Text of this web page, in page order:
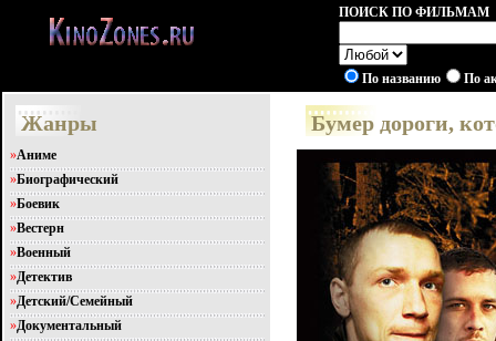
ПОИСК ПО ФИЛЬМАМ
По названию По
Жанры
»Аниме
»Биографический
»Боевик
»Вестерн
»Военный
»Детектив
»Детский/Семейный
»Документальный
Бумер дороги,